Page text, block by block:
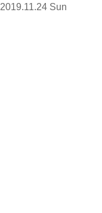
2019.11.24 Sun